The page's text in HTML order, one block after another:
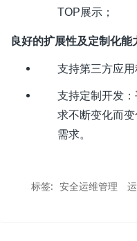
TOP展示；
良好的扩展性及定制化能
支持第三方应用
支持定制开发
求不断变化而
需求。
标签: 安全运维管理